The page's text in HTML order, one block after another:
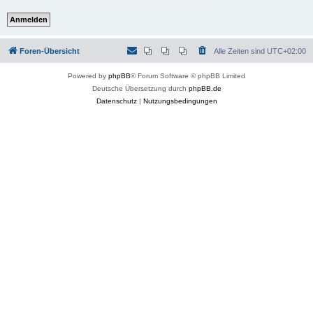
Foren-Übersicht Alle Zeiten sind UTC+02:00
Powered by phpBB® Forum Software © phpBB Limited
Deutsche Übersetzung durch phpBB.de
Datenschutz| Nutzungsbedingungen